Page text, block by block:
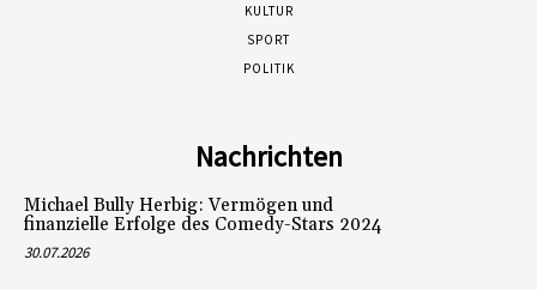
KULTUR
SPORT
POLITIK
Nachrichten
Michael Bully Herbig: Vermögen und
finanzielle Erfolge des Comedy-Stars 2024
30.07.2026